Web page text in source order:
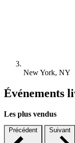
New York, NY
Événements
Les plus vendus
Précédent Suivant